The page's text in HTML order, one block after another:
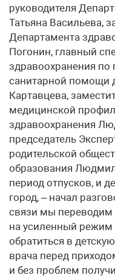
руководителя
Татьяна Васильева,
Департамента
Погонин, главный
здравоохранения
санитарной помощи
Картавцева,
медицинской
здравоохранения
председатель
родительской
образования
период отпусков, и
город, – начал
связи мы переводим
на усиленный
обратиться в
врача перед
и без проблем